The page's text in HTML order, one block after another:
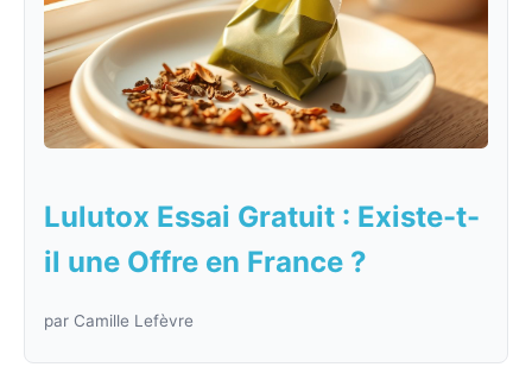
Lulutox Essai Gratuit : Existe-t-
il une Offre en France ?
par Camille Lefèvre